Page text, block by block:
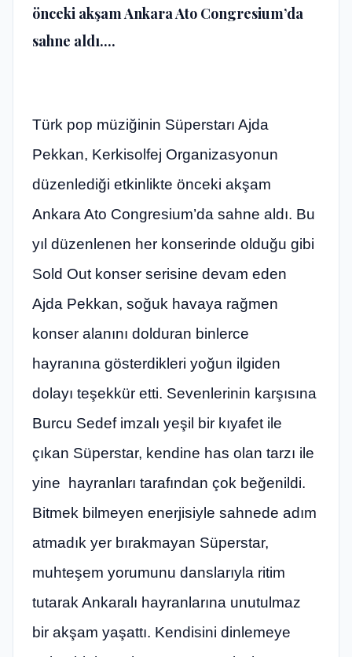
önceki akşam Ankara Ato Congresium’da
sahne aldı....
Türk pop müziğinin Süperstarı Ajda
Pekkan, Kerkisolfej Organizasyonun
düzenlediği etkinlikte önceki akşam
Ankara Ato Congresium’da sahne aldı. Bu
yıl düzenlenen her konserinde olduğu gibi
Sold Out konser serisine devam eden
Ajda Pekkan, soğuk havaya rağmen
konser alanını dolduran binlerce
hayranına gösterdikleri yoğun ilgiden
dolayı teşekkür etti. Sevenlerinin karşısına
Burcu Sedef imzalı yeşil bir kıyafet ile
çıkan Süperstar, kendine has olan tarzı ile
yine hayranları tarafından çok beğenildi.
Bitmek bilmeyen enerjisiyle sahnede adım
atmadık yer bırakmayan Süperstar,
muhteşem yorumunu danslarıyla ritim
tutarak Ankaralı hayranlarına unutulmaz
bir akşam yaşattı. Kendisini dinlemeye